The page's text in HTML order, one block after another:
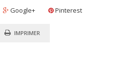
Google+ Pinterest
IMPRIMER